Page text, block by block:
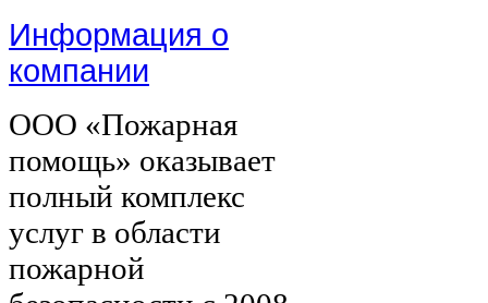
Информация о
компании
ООО «Пожарная
помощь» оказывает
полный комплекс
услуг в области
пожарной